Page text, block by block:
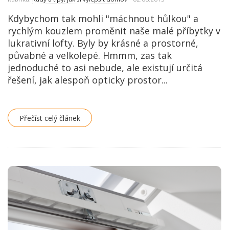
Kdybychom tak mohli "máchnout hůlkou" a
rychlým kouzlem proměnit naše malé příbytky v
lukrativní lofty. Byly by krásné a prostorné,
půvabné a velkolepé. Hmmm, zas tak
jednoduché to asi nebude, ale existují určitá
řešení, jak alespoň opticky prostor...
Přečíst celý článek